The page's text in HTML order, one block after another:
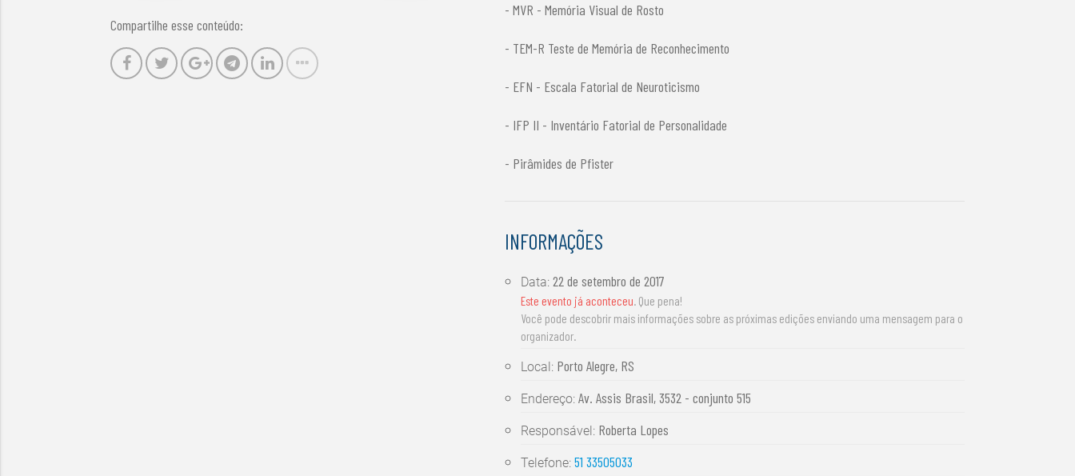
Compartilhe esse conteúdo:
- MVR - Memória Visual de Rosto
- TEM-R Teste de Memória de Reconhecimento
- EFN - Escala Fatorial de Neuroticismo
- IFP II - Inventário Fatorial de Personalidade
- Pirâmides de Pfister
INFORMAÇÕES
Data:22 de setembro de 2017
Este evento já aconteceu. Que pena!
Você pode descobrir mais informações sobre as próximas edições enviando uma mensagem para o
organizador.
Local: Porto Alegre, RS
Endereço:Av. Assis Brasil, 3532 - conjunto 515
Responsável: Roberta Lopes
Telefone:51 33505033